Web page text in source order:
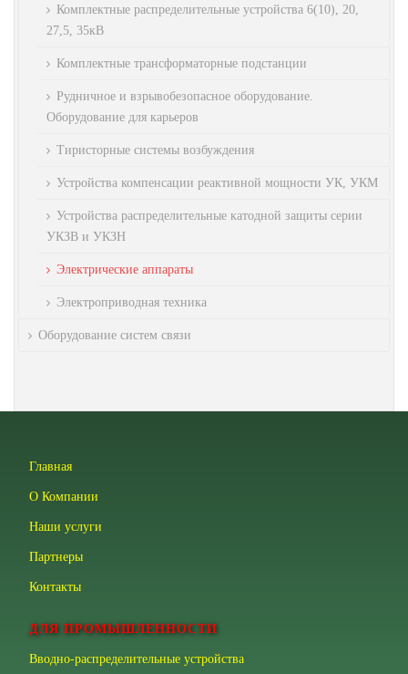
Комплектные распределительные устройства 6(10), 20,
27,5, 35кВ
Комплектные трансформаторные подстанции
Рудничное и взрывобезопасное оборудование.
Оборудование для карьеров
Тиристорные системы возбуждения
Устройства компенсации реактивной мощности УК, УКМ
Устройства распределительные катодной защиты серии
УКЗВ и УКЗН
Электрические аппараты
Электроприводная техника
Оборудование систем связи
Главная
О Компании
Наши услуги
Партнеры
Контакты
ДЛЯ ПРОМЫШЛЕННОСТИ
Вводно-распределительные устройства